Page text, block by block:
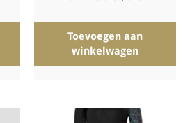
Toevoegen aan
winkelwagen